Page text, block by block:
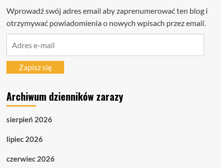
Wprowadź swój adres email aby zaprenumerować ten blog i
otrzymywać powiadomienia o nowych wpisach przez email.
mailZapisz się
Archiwum dzienników zarazy
sierpień 2026
lipiec 2026
czerwiec 2026